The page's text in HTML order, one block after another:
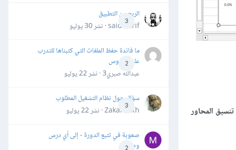
تنسيق المحاور
3
الربح من التطبيق
said darif · نشر
30 يوليو
2
ما فائدة حفظ الملفات التي كتبناها للتدرب
على الدروس
عبدالله صبري3 · نشر
22 يوليو
3
سؤال حول نظام التشغيل المطلوب
Zakaria Kh · نشر
22 يوليو
2
صعوبة في تتبع الدورة - إلى أي درس
وصلت؟